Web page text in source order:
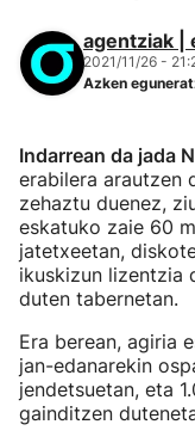
agentziak |
2021/11/26 -
Azken
Indarrean da jada
erabilera arautzen
zehaztu duenez,
eskatuko zaie 60
jatetxeetan,
ikuskizun lizentzia
duten tabernetan.
Era berean, agiria
jan-edanarekin
jendetsuetan, eta
gainditzen